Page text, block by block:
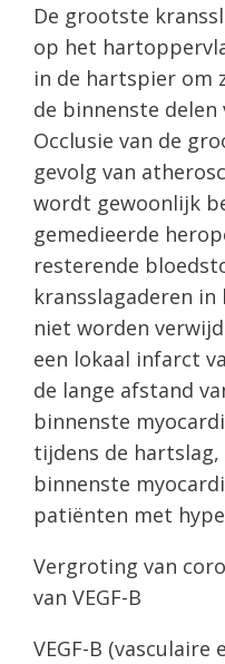
De grootste
op het
in de hartspier om
de binnenste
Occlusie van de
gevolg van
wordt gewoonlijk
gemedieerde
resterende
kransslagaderen
niet worden
een lokaal infarct
de lange afstand
binnenste
tijdens de
binnenste
patiënten met
Vergroting van
van VEGF-B
VEGF-B